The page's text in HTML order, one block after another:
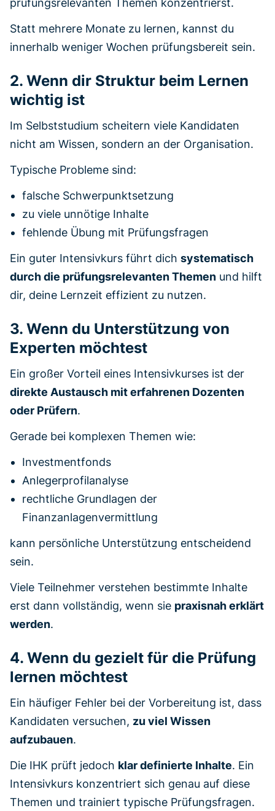
prüfungsrelevanten Themen konzentrierst.
Statt mehrere Monate zu lernen, kannst du
innerhalb weniger Wochen prüfungsbereit sein.
2. Wenn dir Struktur beim Lernen
wichtig ist
Im Selbststudium scheitern viele Kandidaten
nicht am Wissen, sondern an der Organisation.
Typische Probleme sind:
falsche Schwerpunktsetzung
zu viele unnötige Inhalte
fehlende Übung mit Prüfungsfragen
Ein guter Intensivkurs führt dich systematisch
durch die prüfungsrelevanten Themen und hilft
dir, deine Lernzeit effizient zu nutzen.
3. Wenn du Unterstützung von
Experten möchtest
Ein großer Vorteil eines Intensivkurses ist der
direkte Austausch mit erfahrenen Dozenten
oder Prüfern.
Gerade bei komplexen Themen wie:
Investmentfonds
Anlegerprofilanalyse
rechtliche Grundlagen der
Finanzanlagenvermittlung
kann persönliche Unterstützung entscheidend
sein.
Viele Teilnehmer verstehen bestimmte Inhalte
erst dann vollständig, wenn sie praxisnah erklärt
werden.
4. Wenn du gezielt für die Prüfung
lernen möchtest
Ein häufiger Fehler bei der Vorbereitung ist, dass
Kandidaten versuchen, zu viel Wissen
aufzubauen.
Die IHK prüft jedoch klar definierte Inhalte. Ein
Intensivkurs konzentriert sich genau auf diese
Themen und trainiert typische Prüfungsfragen.